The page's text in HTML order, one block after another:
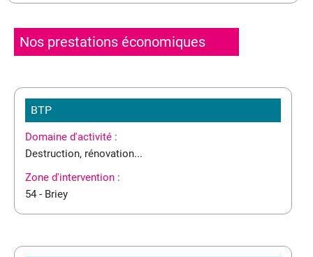
Nos prestations économiques
BTP
Domaine d'activité :
Destruction, rénovation...
Zone d'intervention :
54 - Briey